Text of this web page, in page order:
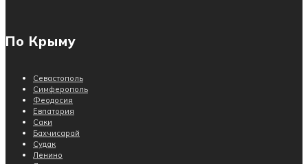
По Крыму
Севастополь
Симферополь
Феодосия
Евпатория
Саки
Бахчисарай
Судак
Ленино